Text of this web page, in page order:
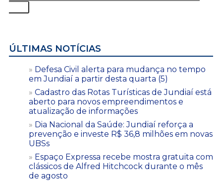
ÚLTIMAS NOTÍCIAS
Defesa Civil alerta para mudança no tempo
em Jundiaí a partir desta quarta (5)
Cadastro das Rotas Turísticas de Jundiaí está
aberto para novos empreendimentos e
atualização de informações
Dia Nacional da Saúde: Jundiaí reforça a
prevenção e investe R$ 36,8 milhões em novas
UBSs
Espaço Expressa recebe mostra gratuita com
clássicos de Alfred Hitchcock durante o mês
de agosto